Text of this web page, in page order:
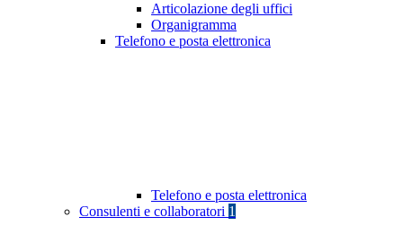
Articolazione degli uffici
Organigramma
Telefono e posta elettronica
Telefono e posta elettronica
Consulenti e collaboratori 1